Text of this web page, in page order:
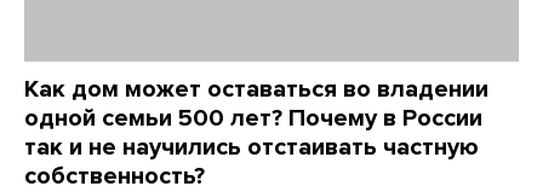
Как дом может оставаться во владении
одной семьи 500 лет? Почему в России
так и не научились отстаивать частную
собственность?